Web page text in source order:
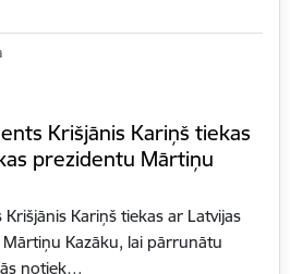
Krišjānis Kariņš tiekas
prezidentu Mārtiņu
Kariņš tiekas ar Latvijas
Kazāku, lai pārrunātu
notiek…